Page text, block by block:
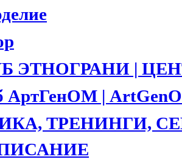
ЭТНОГРАНИ |
АртГенОМ |
ТРЕНИНГИ,